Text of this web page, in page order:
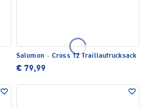
Salomon · Cross 12 Traillaufrucksack
€ 79,99